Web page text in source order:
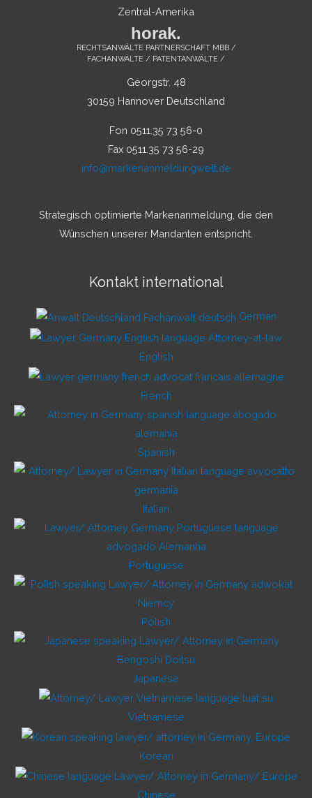
Zentral-Amerika
horak.
RECHTSANWÄLTE PARTNERSCHAFT MBB /
FACHANWÄLTE / PATENTANWÄLTE /
Georgstr. 48
30159 Hannover Deutschland
Fon 0511.35 73 56-0
Fax 0511.35 73 56-29
info@markenanmeldungwelt.de
Strategisch optimierte Markenanmeldung, die den
Wünschen unserer Mandanten entspricht.
Kontakt international
German
English
French
Spanish
Italian
Portuguese
Polish
Japanese
Vietnamese
Korean
Chinese